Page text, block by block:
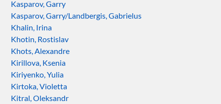
Kasparov, Garry
Kasparov, Garry/Landbergis, Gabrielus
Khalin, Irina
Khotin, Rostislav
Khots, Alexandre
Kirillova, Ksenia
Kiriyenko, Yulia
Kirtoka, Violetta
Kitral, Oleksandr